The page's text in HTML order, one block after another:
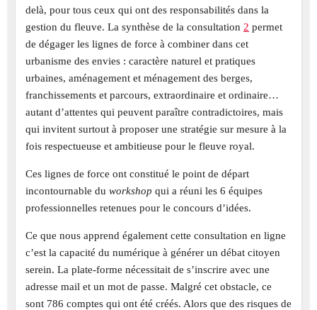
delà, pour tous ceux qui ont des responsabilités dans la
gestion du fleuve. La synthèse de la consultation 2 permet
de dégager les lignes de force à combiner dans cet
urbanisme des envies : caractère naturel et pratiques
urbaines, aménagement et ménagement des berges,
franchissements et parcours, extraordinaire et ordinaire…
autant d’attentes qui peuvent paraître contradictoires, mais
qui invitent surtout à proposer une stratégie sur mesure à la
fois respectueuse et ambitieuse pour le fleuve royal.
Ces lignes de force ont constitué le point de départ
incontournable du workshop qui a réuni les 6 équipes
professionnelles retenues pour le concours d’idées.
Ce que nous apprend également cette consultation en ligne
c’est la capacité du numérique à générer un débat citoyen
serein. La plate-forme nécessitait de s’inscrire avec une
adresse mail et un mot de passe. Malgré cet obstacle, ce
sont 786 comptes qui ont été créés. Alors que des risques de